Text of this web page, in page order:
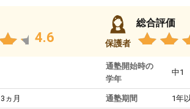
4.6
ヵ月
保護者
総合評価
通塾開始時の
学年
中1
通塾期間 1年